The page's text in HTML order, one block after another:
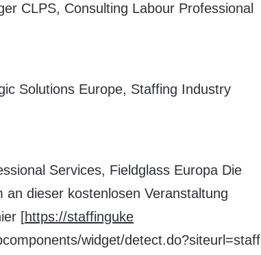
CLPS, Consulting Labour Professional
Solutions Europe, Staffing Industry
Services, Fieldglass Europa Die
dieser kostenlosen Veranstaltung
[https://staffinguke
widget/detect.do?siteurl=staff